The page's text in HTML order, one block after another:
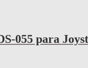
055 para